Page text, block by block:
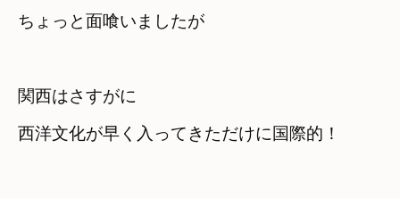
ちょっと面喰いましたが
関西はさすがに
西洋文化が早く入ってきただけに国際的！